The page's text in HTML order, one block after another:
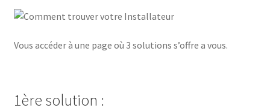
Vous accéder à une page où 3 solutions s’offre a vous.
1ère solution :